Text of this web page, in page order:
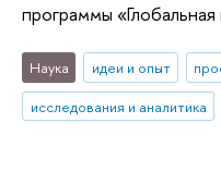
программы
Наука идеи и опыт
исследования и аналитика